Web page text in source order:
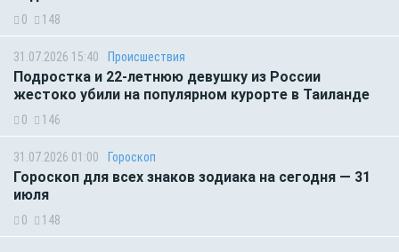
0 148
31.07.2026 15:40 Происшествия
Подростка и 22-летнюю девушку из России
жестоко убили на популярном курорте в Таиланде
0 146
31.07.2026 01:00 Гороскоп
Гороскоп для всех знаков зодиака на сегодня — 31
июля
0 148